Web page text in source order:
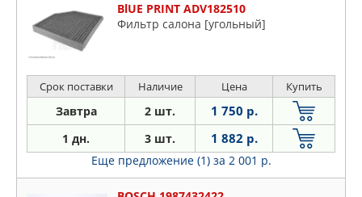
BlUE PRINT ADV182510
Фильтр салона [угольный]
Срок поставки Наличие Цена Купить
Завтра 2 шт. 1 750 р.
1 дн. 3 шт. 1 882 р.
Еще предложение (1) за 2 001 р.